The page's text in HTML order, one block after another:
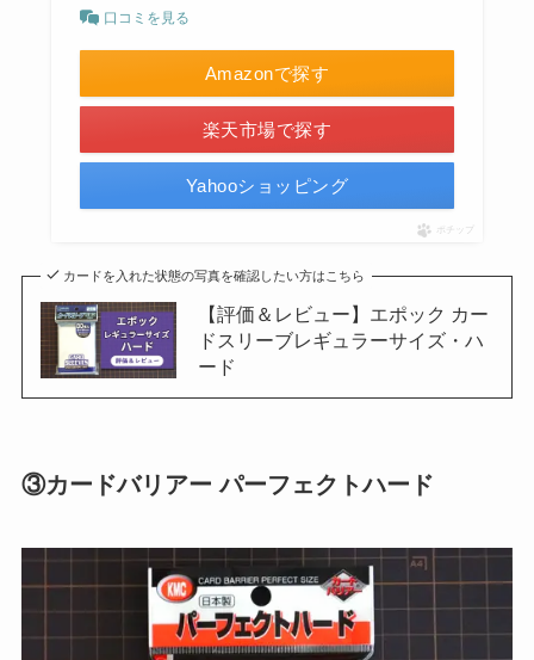
口コミを見る
Amazonで探す
楽天市場で探す
Yahooショッピング
ポチップ
カードを入れた状態の写真を確認したい方はこちら
【評価＆レビュー】エポック カー
ドスリーブレギュラーサイズ・ハ
ード
③カードバリアー パーフェクトハード